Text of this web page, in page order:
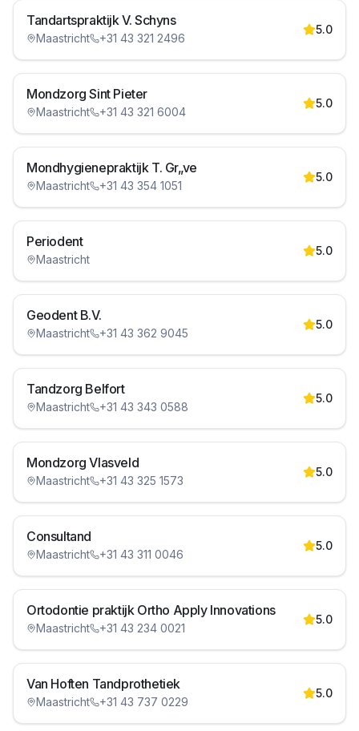
Tandartspraktijk V. Schyns
Maastricht +31 43 321 2496
5.0
Mondzorg Sint Pieter
Maastricht +31 43 321 6004
5.0
Mondhygienepraktijk T. Gr„ve
Maastricht +31 43 354 1051
5.0
Periodent
Maastricht
5.0
Geodent B.V.
Maastricht +31 43 362 9045
5.0
Tandzorg Belfort
Maastricht +31 43 343 0588
5.0
Mondzorg Vlasveld
Maastricht +31 43 325 1573
5.0
Consultand
Maastricht +31 43 311 0046
5.0
Ortodontie praktijk Ortho Apply Innovations
Maastricht +31 43 234 0021
5.0
Van Hoften Tandprothetiek
Maastricht +31 43 737 0229
5.0